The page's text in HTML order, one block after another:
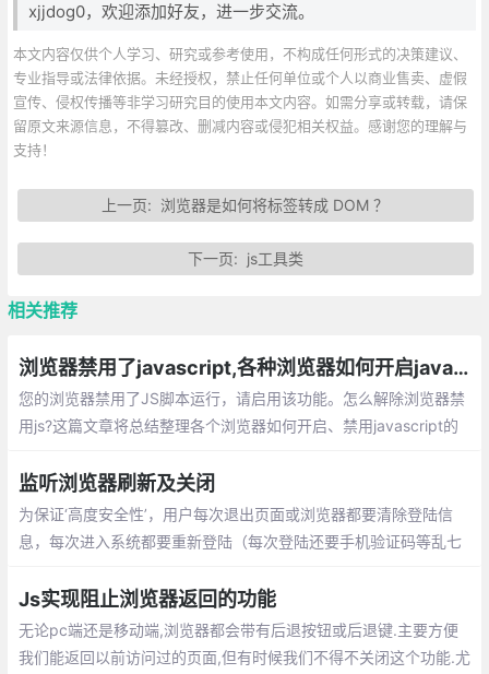
xjjdog0，欢迎添加好友，​进一步交流。​
本文内容仅供个人学习、研究或参考使用，不构成任何形式的决策建议、
专业指导或法律依据。未经授权，禁止任何单位或个人以商业售卖、虚假
宣传、侵权传播等非学习研究目的使用本文内容。如需分享或转载，请保
留原文来源信息，不得篡改、删减内容或侵犯相关权益。感谢您的理解与
支持！
上一页: 浏览器是如何将标签转成 DOM ？
下一页: js工具类
相关推荐
浏览器禁用了javascript,各种浏览器如何开启javascript的方法总汇
您的浏览器禁用了JS脚本运行，请启用该功能。怎么解除浏览器禁
用js?这篇文章将总结整理各个浏览器如何开启、禁用javascript的
监听浏览器刷新及关闭
为保证‘高度安全性’，用户每次退出页面或浏览器都要清除登陆信
息，每次进入系统都要重新登陆（每次登陆还要手机验证码等乱七
可以清除登陆信息。
Js实现阻止浏览器返回的功能
无论pc端还是移动端,浏览器都会带有后退按钮或后退键.主要方便
我们能返回以前访问过的页面,但有时候我们不得不关闭这个功能.尤